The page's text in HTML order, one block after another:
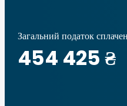
Загальний податок
454 425 ₴